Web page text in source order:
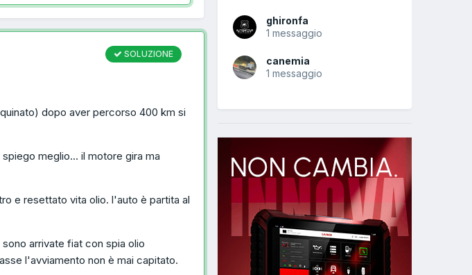
SOLUZIONE
dopo aver percorso 400 km si
meglio... il motore gira ma
e resettato vita olio. l'auto è partita al
arrivate fiat con spia olio
l'avviamento non è mai capitato.
ghironfa
1 messaggio
canemia
1 messaggio